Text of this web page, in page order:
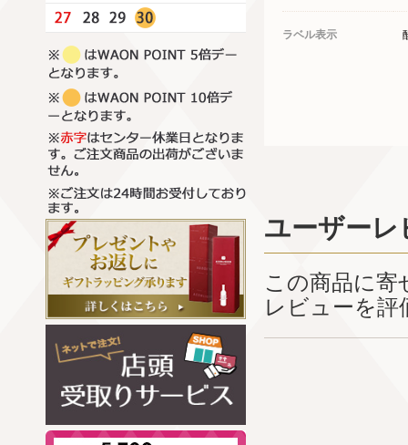
ラベル表示
ユーザーレ
この商品に
レビューを評